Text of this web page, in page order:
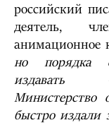
российский
деятель,
анимационное
но порядка
издавать
быстро издали